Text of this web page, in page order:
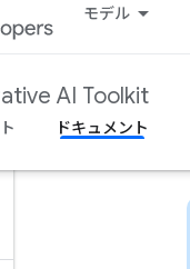
モデル
AI Toolkit
ドキュメント